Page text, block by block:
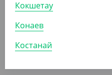
Кокшетау
Конаев
Костанай